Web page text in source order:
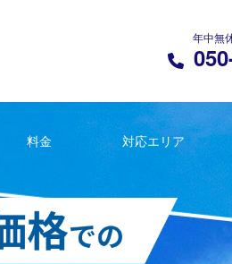
年中無
料金 対応エリア